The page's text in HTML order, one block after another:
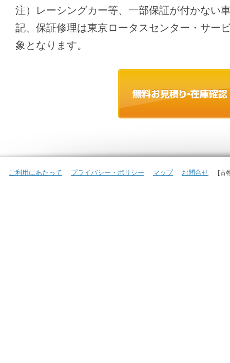
注）レーシングカー等、一部保証が付かない
記、保証修理は東京ロータスセンター・サー
象となります。
ご利用にあたって プライバシー・ポリシー マップ お問合せ [古